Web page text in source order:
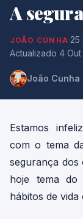
A
JOÃO CUNHA·25
Actualizado 4 Out
João Cunha
Estamos
com o tema
segurança dos
hoje tema do
hábitos de